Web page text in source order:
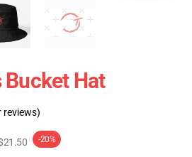
Bucket Hat
reviews)
-20%